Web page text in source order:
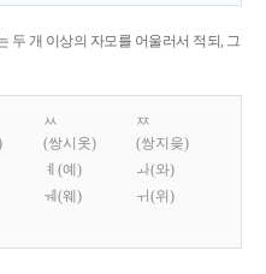
두 개 이상의 자모를 어울러서 적되, 그
ㅆ
(쌍시옷)
ㅉ
(쌍지읒)
ㅖ(예)
ㅘ(와)
ㅞ(웨)
ㅟ(위)